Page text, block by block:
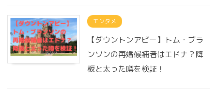
エンタメ
【ダウントンアビー】トム・ブラ
ンソンの再婚候補者はエドナ？降
板と太った噂を検証！